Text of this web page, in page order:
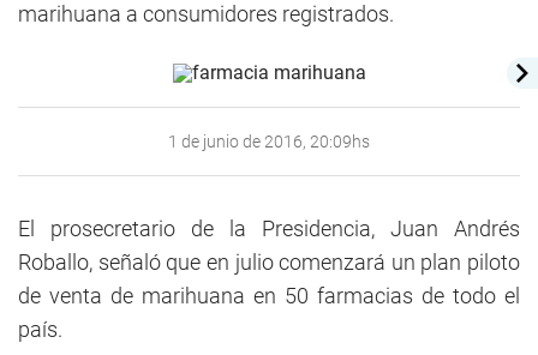
marihuana a consumidores registrados.
1 de junio de 2016, 20:09hs
El prosecretario de la Presidencia, Juan Andrés
Roballo, señaló que en julio comenzará un plan piloto
de venta de marihuana en 50 farmacias de todo el
país.